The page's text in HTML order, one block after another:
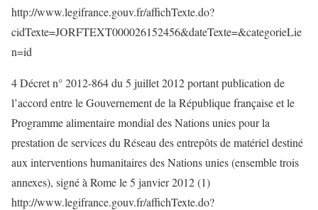
http://www.legifrance.gouv.fr/affichTexte.do?
cidTexte=JORFTEXT000026152456&dateTexte=&categorieLie
n=id
4 Décret n° 2012-864 du 5 juillet 2012 portant publication de
l’accord entre le Gouvernement de la République française et le
Programme alimentaire mondial des Nations unies pour la
prestation de services du Réseau des entrepôts de matériel destiné
aux interventions humanitaires des Nations unies (ensemble trois
annexes), signé à Rome le 5 janvier 2012 (1)
http://www.legifrance.gouv.fr/affichTexte.do?